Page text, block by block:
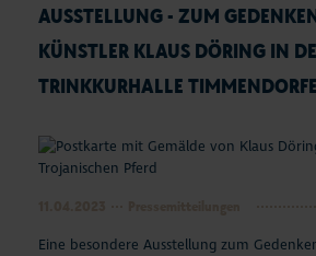
AUSSTELLUNG - ZUM
KÜNSTLER KLAUS DÖRING IN
TRINKKURHALLE
Eine besondere Ausstellung zum